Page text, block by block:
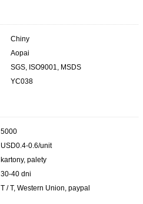
Chiny
Aopai
SGS, ISO9001, MSDS
YC038
5000
USD0.4-0.6/unit
kartony, palety
30-40 dni
T / T, Western Union, paypal